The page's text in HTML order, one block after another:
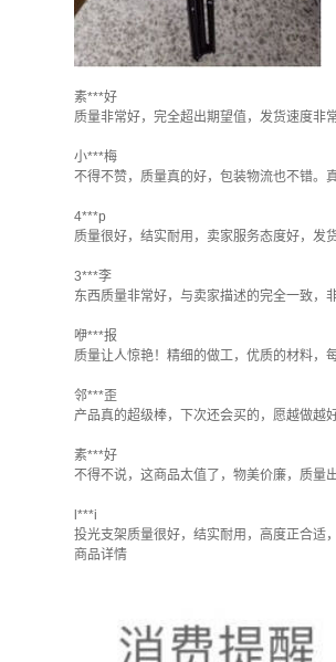
素***好
质量非常好，完全超出期望值，发货速度非
小***梅
不得不赞，质量真的好，包装物流也不错。
4***p
质量很好，结实耐用，卖家服务态度好，发
3***李
东西质量非常好，与卖家描述的完全一致，
咿***报
质量让人惊艳！精细的做工，优质的材料，
邻***歪
产品真的超级棒，下次还会买的，愿越做越
素***好
不得不说，这商品太值了，物美价廉，质量
l***i
投光支架质量很好，结实耐用，高度正合适
商品详情